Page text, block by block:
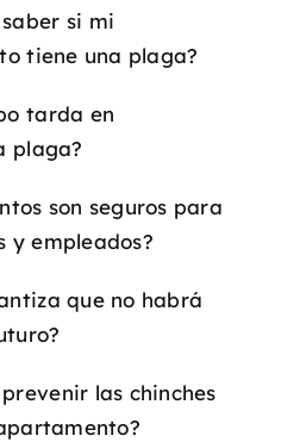
si mi
tiene una plaga?
tarda en
plaga?
son seguros para
y empleados?
que no habrá
las chinches